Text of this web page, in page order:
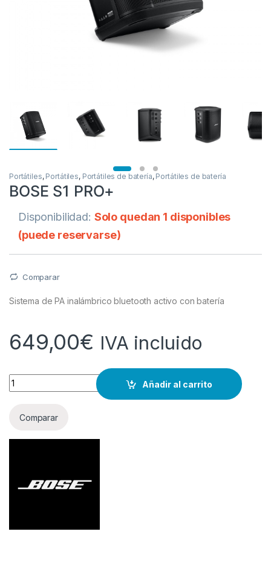
Portátiles, Portátiles, Portátiles de batería, Portátiles de batería
BOSE S1 PRO+
Disponibilidad: Solo quedan 1 disponibles
(puede reservarse)
Comparar
Sistema de PA inalámbrico bluetooth activo con batería
649,00€ IVA incluido
Cantidad
Añadir al carrito
Comparar